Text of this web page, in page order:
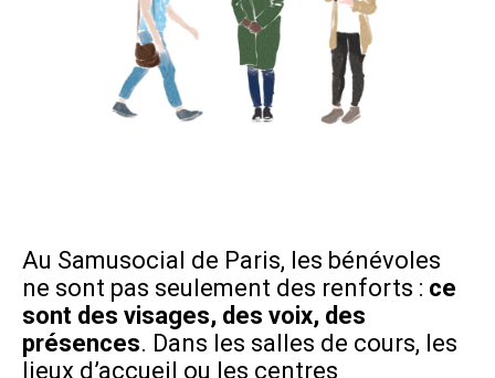
Au Samusocial de Paris, les bénévoles
ne sont pas seulement des renforts : ce
sont des visages, des voix, des
présences. Dans les salles de cours, les
lieux d’accueil ou les centres